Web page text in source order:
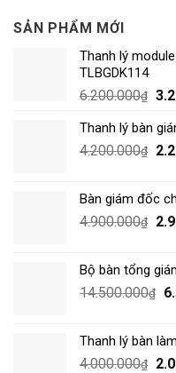
SẢN PHẨM MỚI
Thanh lý
TLBGDK114
6.200.000₫
Thanh lý bàn
4.200.000₫
Bàn giám đốc
4.900.000₫
Bộ bàn tổng
14.500.000₫
Thanh lý bàn
4.000.000₫